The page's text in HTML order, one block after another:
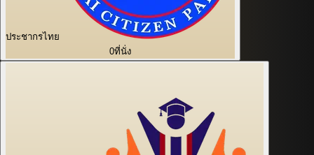
ประชากรไทย
0ที่นั่ง